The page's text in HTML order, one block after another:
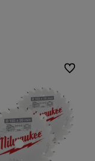
Do
Do